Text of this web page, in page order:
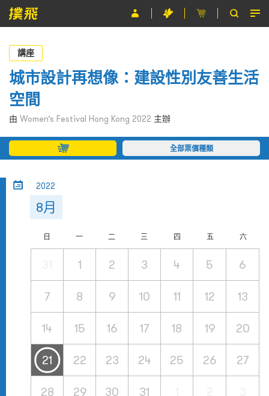
節目
主辦單位
關於撲飛
條款及細則
EN
講座
城市設計再想像：建設性別友善生活
空間
由 Women’s Festival Hong Kong 2022 主辦
全部票價種類
2022
8月
日 一 二 三 四 五 六
1 2 3 4 5 6
7 8 9 10 11 12 13
14 15 16 17 18 19 20
21 22 23 24 25 26 27
28 29 30 31